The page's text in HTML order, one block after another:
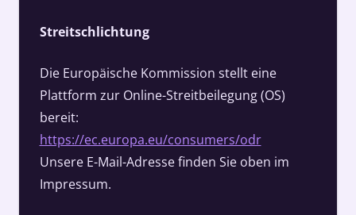
Streitschlichtung
Die Europäische Kommission stellt eine
Plattform zur Online-Streitbeilegung (OS)
bereit:
https://ec.europa.eu/consumers/odr
Unsere E-Mail-Adresse finden Sie oben im
Impressum.